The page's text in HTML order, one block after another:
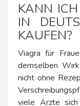
KANN
IN
KAUFEN?
Viagra für
demselben
nicht ohne
viele Ärzte